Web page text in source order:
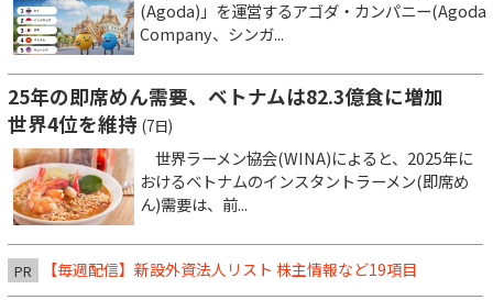
(Agoda)」を運営するアゴダ・カンパニー(Agoda
Company、シンガ...
25年の即席めん需要、ベトナムは82.3億食に増加
世界4位を維持 (7日)
世界ラーメン協会(WINA)によると、2025年に
おけるベトナムのインスタントラーメン(即席め
ん)需要は、前...
PR 【毎週配信】新設外資法人リスト 株主情報など19項目